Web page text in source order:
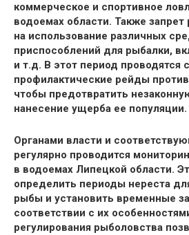
коммерческое и спортивное
водоемах области. Также запрет
на использование различных
приспособлений для рыбалки,
и т.д. В этот период проводятся
профилактические рейды
чтобы предотвратить
нанесение ущерба ее популяции.
Органами власти и
регулярно проводится
в водоемах Липецкой области.
определить периоды нереста
рыбы и установить временные
соответствии с их
регулирования рыболовства